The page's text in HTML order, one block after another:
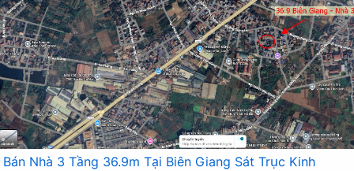
Bán Nhà 3 Tầng 36.9m Tại Biên Giang Sát Trục Kinh